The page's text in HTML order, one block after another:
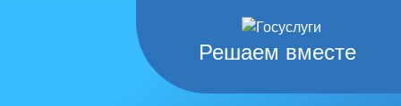
Решаем вместе
Для тебя